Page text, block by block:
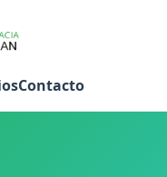
Contacto